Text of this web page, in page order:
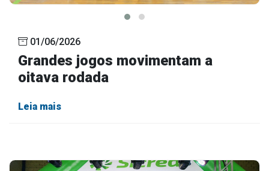
01/06/2026
Grandes jogos movimentam a
oitava rodada
Leia mais